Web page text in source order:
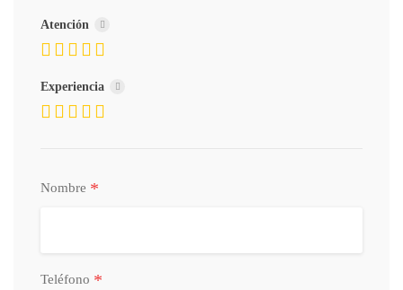
Atención
Experiencia
Nombre *
Teléfono *